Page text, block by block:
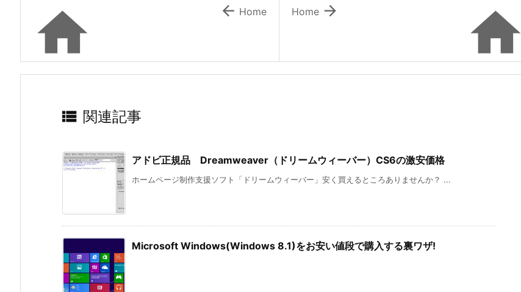


Home
  Home
 関連記事
アドビ正規品 Dreamweaver（ドリームウィーバー）CS6の激安価格
ホームページ制作支援ソフト「ドリームウィーバー」安く買えるところありませんか？ ...
Microsoft Windows(Windows 8.1)をお安い値段で購入する裏ワザ!